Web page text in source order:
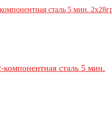
компонентная сталь 5 мин.